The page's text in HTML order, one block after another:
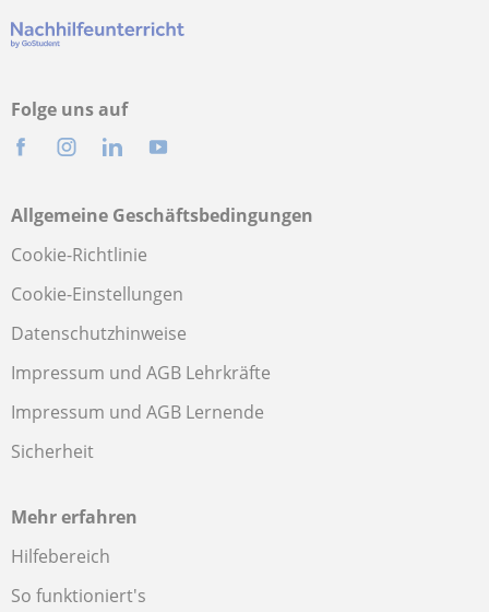
Folge uns auf
Allgemeine Geschäftsbedingungen
Cookie-Richtlinie
Cookie-Einstellungen
Datenschutzhinweise
Impressum und AGB Lehrkräfte
Impressum und AGB Lernende
Sicherheit
Mehr erfahren
Hilfebereich
So funktioniert's